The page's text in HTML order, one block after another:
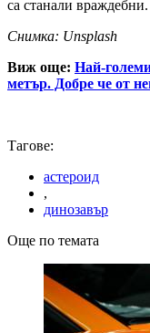
са станали враждебни.
Снимка: Unsplash
Виж още: Най-
метър. Добре че от
Тагове:
астероид
,
динозавър
Още по темата